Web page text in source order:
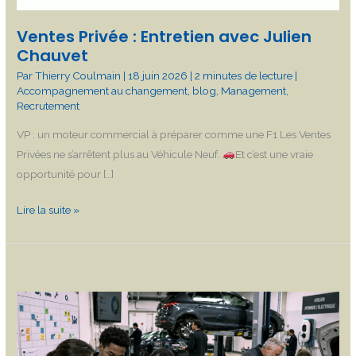
Ventes Privée : Entretien avec Julien
Chauvet
ParThierry Coulmain |18 juin 2026 |2 minutes de lecture |
Accompagnement au changement blog Management
Recrutement
VP : un moteur commercial à préparer comme une F1 Les Ventes
Privées ne s’arrêtent plus au Véhicule Neuf.
Et c’est une vraie
opportunité pour […]
Lire la suite »
La
GEPP
dans